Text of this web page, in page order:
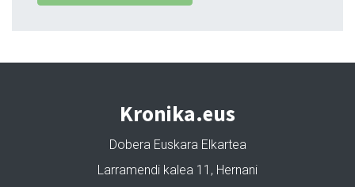
Kronika.eus
Dobera Euskara Elkartea
Larramendi kalea 11, Hernani